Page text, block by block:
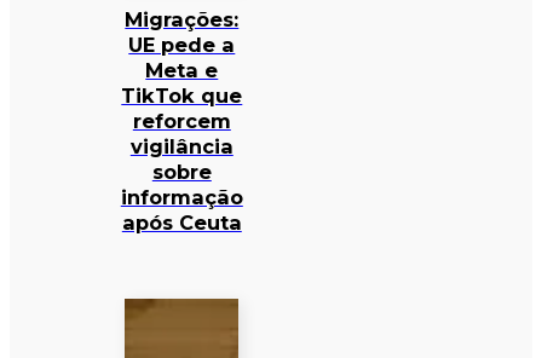
Migrações:
UE pede a
Meta e
TikTok que
reforcem
vigilância
sobre
informação
após Ceuta